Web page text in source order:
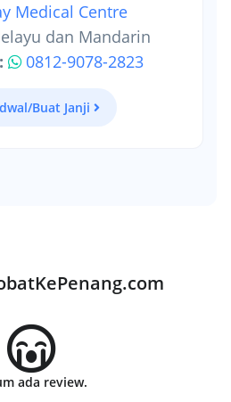
Medical Centre
dan Mandarin
0812-9078-2823
Buat Janji
ada review.